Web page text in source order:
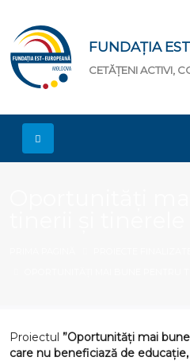
FUNDAȚIA
CETĂȚENI ACTIVI,
Proiectul ”Oportunități mai
care nu beneficiază de